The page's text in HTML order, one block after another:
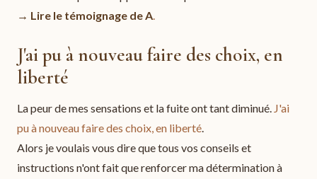
→ Lire le témoignage de A.
J'ai pu à nouveau faire des choix, en
liberté
La peur de mes sensations et la fuite ont tant diminué. J'ai
pu à nouveau faire des choix, en liberté
Alors je voulais vous dire que tous vos conseils et
instructions n'ont fait que renforcer ma détermination à